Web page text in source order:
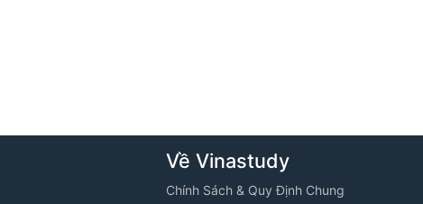
Về Vinastudy
Chính Sách & Quy Định Chung